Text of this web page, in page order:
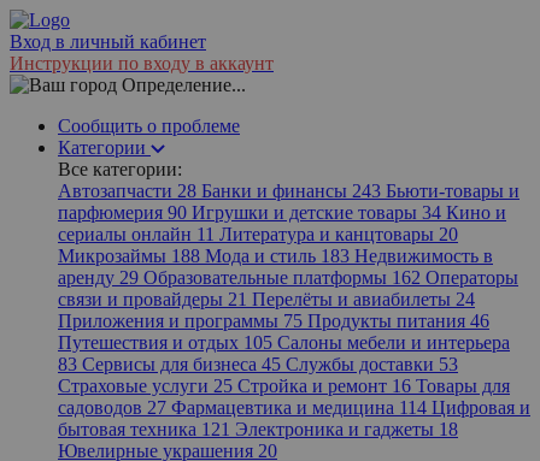
Вход в личный кабинет
Инструкции по входу в аккаунт
Определение...
Сообщить о проблеме
Категории
Все категории:
Автозапчасти 28 Банки и финансы 243 Бьюти-товары и
парфюмерия 90 Игрушки и детские товары 34 Кино и
сериалы онлайн 11 Литература и канцтовары 20
Микрозаймы 188 Мода и стиль 183 Недвижимость в
аренду 29 Образовательные платформы 162 Операторы
связи и провайдеры 21 Перелёты и авиабилеты 24
Приложения и программы 75 Продукты питания 46
Путешествия и отдых 105 Салоны мебели и интерьера
83 Сервисы для бизнеса 45 Службы доставки 53
Страховые услуги 25 Стройка и ремонт 16 Товары для
садоводов 27 Фармацевтика и медицина 114 Цифровая и
бытовая техника 121 Электроника и гаджеты 18
Ювелирные украшения 20